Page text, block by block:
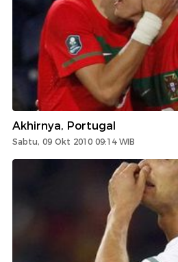
Akhirnya, Portugal
Sabtu, 09 Okt 2010 09:14 WIB